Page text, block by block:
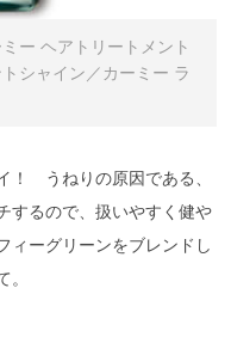
ー ヘアトリートメント
シャイン／カーミー ラ
！ うねりの原因である、
するので、扱いやすく健や
ーグリーンをブレンドし